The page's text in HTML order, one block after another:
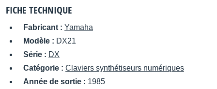
FICHE TECHNIQUE
Fabricant : Yamaha
Modèle : DX21
Série : DX
Catégorie : Claviers synthétiseurs numériques
Année de sortie : 1985